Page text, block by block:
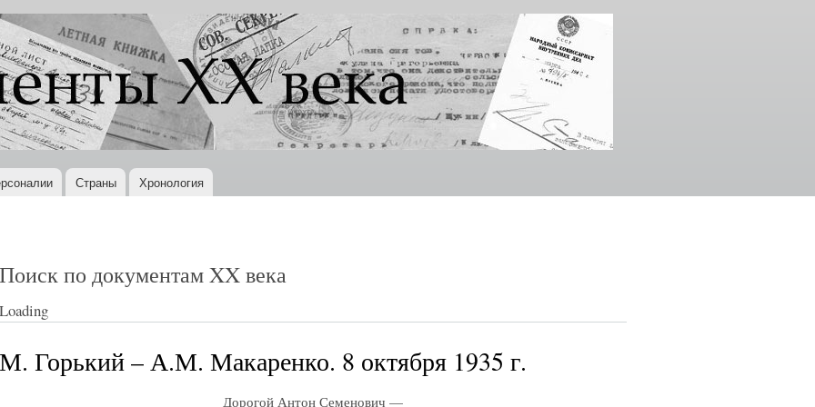
Перейти к
основному
содержанию
Страны Хронология
Поиск по документам XX века
Loading
М. Горький – А.М. Макаренко. 8 октября 1935 г.
Дорогой Антон Семенович —